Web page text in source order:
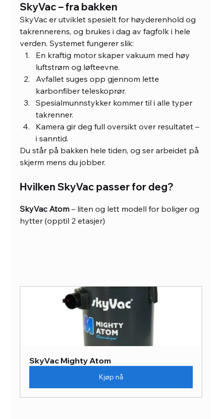
SkyVac – fra bakken
SkyVac er utviklet spesielt for høyderenhold og
takrennerens, og brukes i dag av fagfolk i hele
verden. Systemet fungerer slik:
En kraftig motor skaper vakuum med høy
luftstrøm og løfteevne.
Avfallet suges opp gjennom lette
karbonfiber teleskoprør.
Spesialmunnstykker kommer til i alle typer
takrenner.
Kamera gir deg full oversikt over resultatet –
i sanntid.
Du står på bakken hele tiden, og ser arbeidet på
skjerm mens du jobber.
Hvilken SkyVac passer for deg?
SkyVac Atom – liten og lett modell for boliger og
hytter (opptil 2 etasjer)
SkyVac Mighty Atom
Kjøp nå